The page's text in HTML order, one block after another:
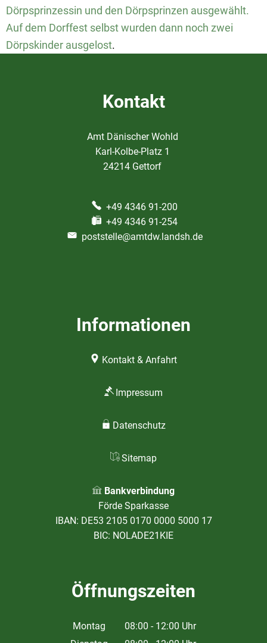
Dörpsprinzessin und den Dörpsprinzen ausgewählt.
Auf dem Dorffest selbst wurden dann noch zwei
Dörpskinder ausgelost.
Kontakt
Amt Dänischer Wohld
Karl-Kolbe-Platz 1
24214 Gettorf
+49 4346 91-200
+49 4346 91-254
poststelle@amtdw.landsh.de
Informationen
Kontakt & Anfahrt
Impressum
Datenschutz
Sitemap
Bankverbindung
Förde Sparkasse
IBAN: DE53 2105 0170 0000 5000 17
BIC: NOLADE21KIE
Öffnungszeiten
Montag 08:00 - 12:00 Uhr